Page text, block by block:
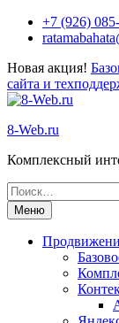
+7 (926)
Новая акция!
сайта и
8-Web.ru
Комплексный
Меню